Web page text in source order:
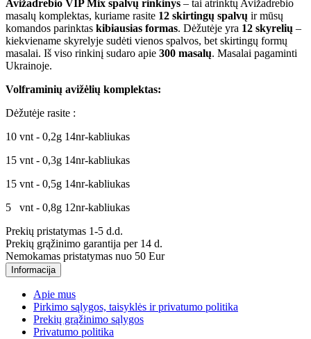
Avižadrebio VIP Mix spalvų rinkinys – tai atrinktų Avižadrebio
masalų komplektas, kuriame rasite 12 skirtingų spalvų ir mūsų
komandos parinktas kibiausias formas. Dėžutėje yra 12 skyrelių –
kiekviename skyrelyje sudėti vienos spalvos, bet skirtingų formų
masalai. Iš viso rinkinį sudaro apie 300 masalų. Masalai pagaminti
Ukrainoje.
Volframinių avižėlių komplektas:
Dėžutėje rasite :
10 vnt - 0,2g 14nr-kabliukas
15 vnt - 0,3g 14nr-kabliukas
15 vnt - 0,5g 14nr-kabliukas
5 vnt - 0,8g 12nr-kabliukas
Prekių pristatymas 1-5 d.d.
Prekių grąžinimo garantija per 14 d.
Nemokamas pristatymas nuo 50 Eur
Informacija
Apie mus
Pirkimo sąlygos, taisyklės ir privatumo politika
Prekių grąžinimo sąlygos
Privatumo politika